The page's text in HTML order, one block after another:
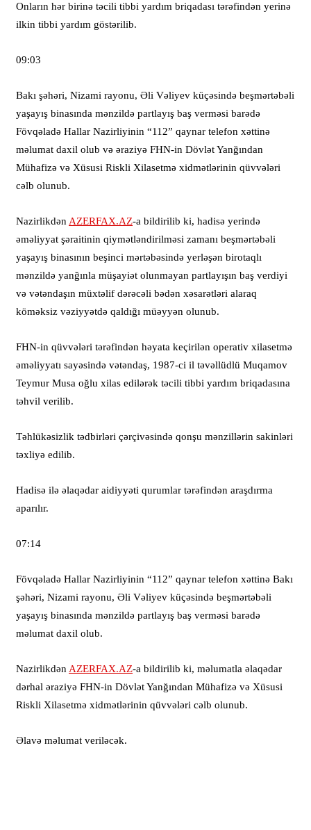
Onların hər birinə təcili tibbi yardım briqadası tərəfindən yerinə
ilkin tibbi yardım göstərilib.
09:03
Bakı şəhəri, Nizami rayonu, Əli Vəliyev küçəsində beşmərtəbəli
yaşayış binasında mənzildə partlayış baş verməsi barədə
Fövqəladə Hallar Nazirliyinin “112” qaynar telefon xəttinə
məlumat daxil olub və əraziyə FHN-in Dövlət Yanğından
Mühafizə və Xüsusi Riskli Xilasetmə xidmətlərinin qüvvələri
cəlb olunub.
NazirlikdənAZERFAX.AZ-a bildirilib ki, hadisə yerində
əməliyyat şəraitinin qiymətləndirilməsi zamanı beşmərtəbəli
yaşayış binasının beşinci mərtəbəsində yerləşən birotaqlı
mənzildə yanğınla müşayiət olunmayan partlayışın baş verdiyi
və vətəndaşın müxtəlif dərəcəli bədən xəsarətləri alaraq
köməksiz vəziyyətdə qaldığı müəyyən olunub.
FHN-in qüvvələri tərəfindən həyata keçirilən operativ xilasetmə
əməliyyatı sayəsində vətəndaş, 1987-ci il təvəllüdlü Muqamov
Teymur Musa oğlu xilas edilərək təcili tibbi yardım briqadasına
təhvil verilib.
Təhlükəsizlik tədbirləri çərçivəsində qonşu mənzillərin sakinləri
təxliyə edilib.
Hadisə ilə əlaqədar aidiyyəti qurumlar tərəfindən araşdırma
aparılır.
07:14
Fövqəladə Hallar Nazirliyinin “112” qaynar telefon xəttinə Bakı
şəhəri, Nizami rayonu, Əli Vəliyev küçəsində beşmərtəbəli
yaşayış binasında mənzildə partlayış baş verməsi barədə
məlumat daxil olub.
NazirlikdənAZERFAX.AZ-a bildirilib ki, məlumatla əlaqədar
dərhal əraziyə FHN-in Dövlət Yanğından Mühafizə və Xüsusi
Riskli Xilasetmə xidmətlərinin qüvvələri cəlb olunub.
Əlavə məlumat veriləcək.